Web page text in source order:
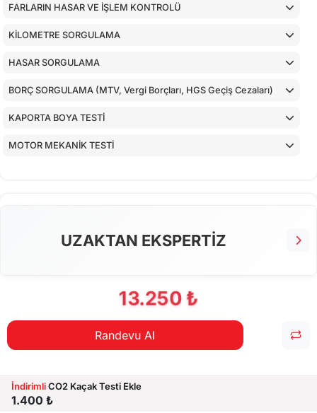
FARLARIN HASAR VE İŞLEM KONTROLÜ
KİLOMETRE SORGULAMA
HASAR SORGULAMA
BORÇ SORGULAMA (MTV, Vergi Borçları, HGS Geçiş Cezaları)
KAPORTA BOYA TESTİ
MOTOR MEKANİK TESTİ
UZAKTAN EKSPERTİZ
13.250 ₺
Randevu Al
İndirimliCO2 Kaçak Testi Ekle
1.400 ₺